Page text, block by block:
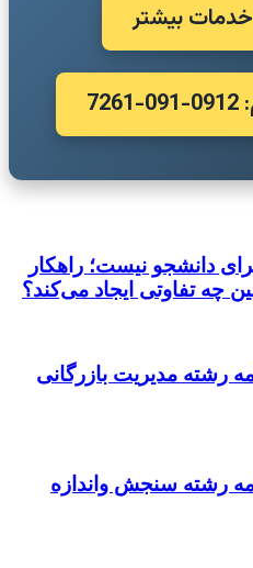
بیشتر
دانشجو نیست؛ راهکار
چه تفاوتی ایجاد می‌کند؟
رشته مدیریت بازرگانی
رشته سنجش واندازه